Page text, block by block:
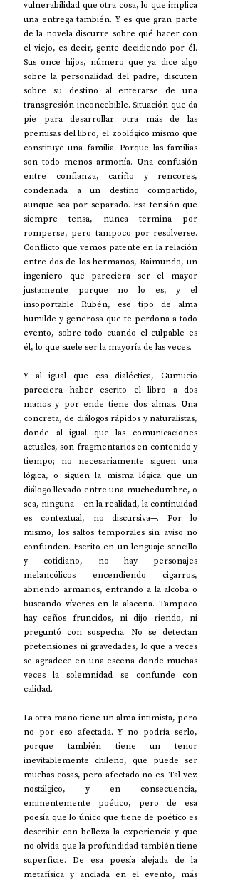
vulnerabilidad que otra cosa, lo que implica
una entrega también. Y es que gran parte
de la novela discurre sobre qué hacer con
el viejo, es decir, gente decidiendo por él.
Sus once hijos, número que ya dice algo
sobre la personalidad del padre, discuten
sobre su destino al enterarse de una
transgresión inconcebible. Situación que da
pie para desarrollar otra más de las
premisas del libro, el zoológico mismo que
constituye una familia. Porque las familias
son todo menos armonía. Una confusión
entre confianza, cariño y rencores,
condenada a un destino compartido,
aunque sea por separado. Esa tensión que
siempre tensa, nunca termina por
romperse, pero tampoco por resolverse.
Conflicto que vemos patente en la relación
entre dos de los hermanos, Raimundo, un
ingeniero que pareciera ser el mayor
justamente porque no lo es, y el
insoportable Rubén, ese tipo de alma
humilde y generosa que te perdona a todo
evento, sobre todo cuando el culpable es
él, lo que suele ser la mayoría de las veces.
Y al igual que esa dialéctica, Gumucio
pareciera haber escrito el libro a dos
manos y por ende tiene dos almas. Una
concreta, de diálogos rápidos y naturalistas,
donde al igual que las comunicaciones
actuales, son fragmentarios en contenido y
tiempo; no necesariamente siguen una
lógica, o siguen la misma lógica que un
diálogo llevado entre una muchedumbre, o
sea, ninguna —en la realidad, la continuidad
es contextual, no discursiva—. Por lo
mismo, los saltos temporales sin aviso no
confunden. Escrito en un lenguaje sencillo
y cotidiano, no hay personajes
melancólicos encendiendo cigarros,
abriendo armarios, entrando a la alcoba o
buscando víveres en la alacena. Tampoco
hay ceños fruncidos, ni dijo riendo, ni
preguntó con sospecha. No se detectan
pretensiones ni gravedades, lo que a veces
se agradece en una escena donde muchas
veces la solemnidad se confunde con
calidad.
La otra mano tiene un alma intimista, pero
no por eso afectada. Y no podría serlo,
porque también tiene un tenor
inevitablemente chileno, que puede ser
muchas cosas, pero afectado no es. Tal vez
nostálgico, y en consecuencia,
eminentemente poético, pero de esa
poesía que lo único que tiene de poético es
describir con belleza la experiencia y que
no olvida que la profundidad también tiene
superficie. De esa poesía alejada de la
metafísica y anclada en el evento, más